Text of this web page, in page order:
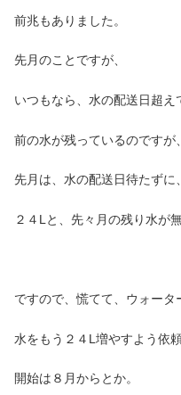
前兆もありました。
先月のことですが、
いつもなら、水の配送日超え
前の水が残っているのですが、
先月は、水の配送日待たずに、
２４Lと、先々月の残り水が
ですので、慌てて、ウォータ
水をもう２４L増やすよう依
開始は８月からとか。